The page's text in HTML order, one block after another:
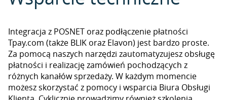
Integracja z POSNET oraz podłączenie płatności
Tpay.com (także BLIK oraz Elavon) jest bardzo proste.
Za pomocą naszych narzędzi zautomatyzujesz obsługę
płatności i realizację zamówień pochodzących z
różnych kanałów sprzedaży. W każdym momencie
możesz skorzystać z pomocy i wsparcia Biura Obsługi